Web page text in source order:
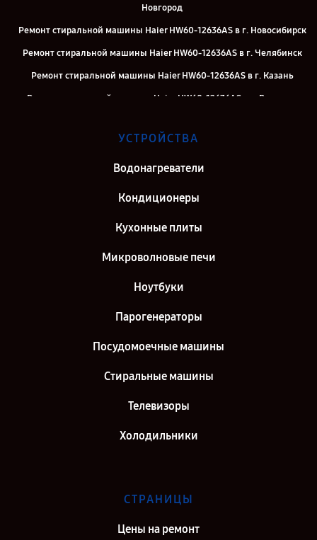
Новгород
Ремонт стиральной машины Haier HW60-12636AS в г. Новосибирск
Ремонт стиральной машины Haier HW60-12636AS в г. Челябинск
Ремонт стиральной машины Haier HW60-12636AS в г. Казань
Ремонт стиральной машины Haier HW60-12636AS в г. Воронеж
Ремонт стиральной машины Haier HW60-12636AS в г. Самара
Ремонт стиральной машины Haier HW60-12636AS в г. Киров
Петербург
УСТРОЙСТВА
Водонагреватели
Кондиционеры
Кухонные плиты
Микроволновые печи
Ноутбуки
Парогенераторы
Посудомоечные машины
Стиральные машины
Телевизоры
Холодильники
СТРАНИЦЫ
Цены на ремонт